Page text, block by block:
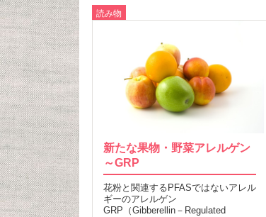
読み物
新たな果物・野菜アレルゲン
～GRP
花粉と関連するPFASではないアレル
ギーのアレルゲン
GRP（Gibberellin－Regulated